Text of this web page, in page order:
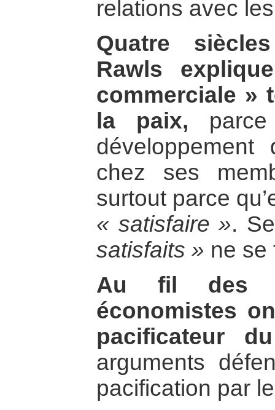
relations avec
Quatre
Rawls
commerciale »
la paix, parce
chez ses
surtout parce
« satisfaire ».
satisfaits » ne se
Au fil des
économistes
pacificateur
arguments
pacification par